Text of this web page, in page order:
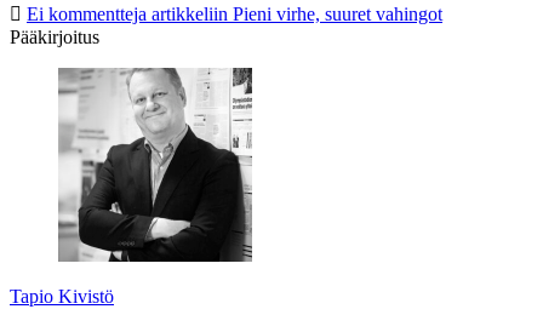
Ei kommentteja artikkeliin Pieni virhe, suuret vahingot
Pääkirjoitus
Tapio Kivistö